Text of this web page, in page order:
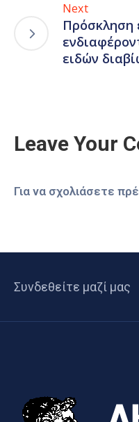
Next
Πρόσκληση
ειδών
Leave Your
Για να σχολιάσετε
Συνδεθείτε μαζί μας